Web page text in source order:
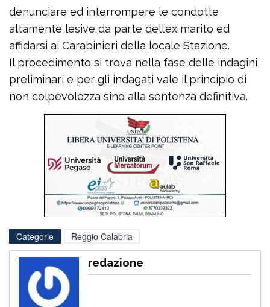
denunciare ed interrompere le condotte
altamente lesive da parte dell’ex marito ed
affidarsi ai Carabinieri della locale Stazione.
Il procedimento si trova nella fase delle indagini
preliminari e per gli indagati vale il principio di
non colpevolezza sino alla sentenza definitiva.
Categorie Reggio Calabria
redazione